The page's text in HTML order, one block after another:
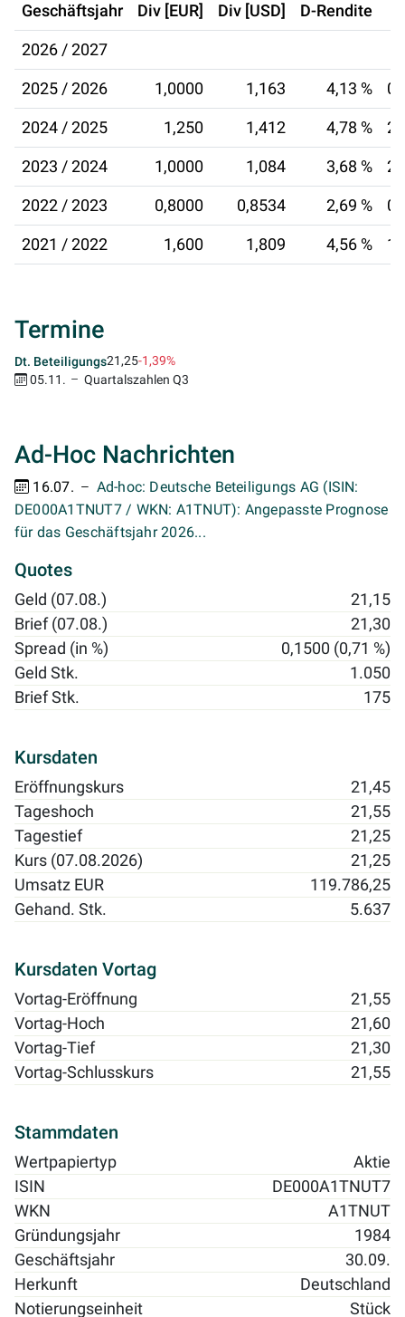
Geschäftsjahr Div [EUR] Div [USD] D-Rendite
2026 / 2027
2025 / 2026 1,0000 1,163 4,13 %
2024 / 2025 1,250 1,412 4,78 %
2023 / 2024 1,0000 1,084 3,68 %
2022 / 2023 0,8000 0,8534 2,69 %
2021 / 2022 1,600 1,809 4,56 %
Termine
Dt. Beteiligungs21,25-1,39%
05.11.
Quartalszahlen Q3
Ad-Hoc Nachrichten
16.07.
Ad-hoc: Deutsche Beteiligungs AG (ISIN:
DE000A1TNUT7 / WKN: A1TNUT): Angepasste Prognose
für das Geschäftsjahr 2026...
Quotes
Geld (07.08.)
21,15
Brief (07.08.)
21,30
Spread (in %)
0,1500 (0,71 %)
Geld Stk.
1.050
Brief Stk.
175
Kursdaten
Eröffnungskurs
21,45
Tageshoch
21,55
Tagestief
21,25
Kurs (07.08.2026)
21,25
Umsatz EUR
119.786,25
Gehand. Stk.
5.637
Kursdaten Vortag
Vortag-Eröffnung
21,55
Vortag-Hoch
21,60
Vortag-Tief
21,30
Vortag-Schlusskurs
21,55
Stammdaten
Wertpapiertyp
Aktie
ISIN
DE000A1TNUT7
WKN
A1TNUT
Gründungsjahr
1984
Geschäftsjahr
30.09.
Herkunft
Deutschland
Notierungseinheit
Stück